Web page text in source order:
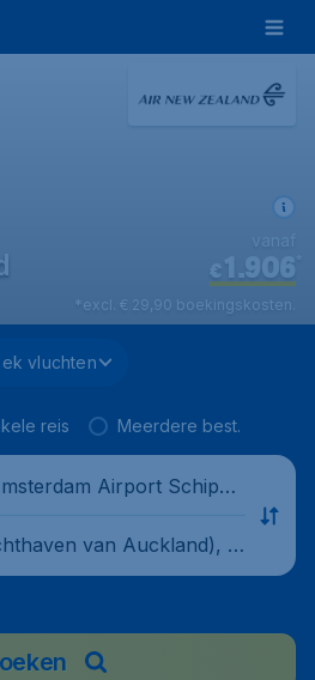
€1.906
vanaf
*excl. € 29,90 boekingskosten.
vluchten
reis Meerdere best.
Airport Schipho
van Auckland), N